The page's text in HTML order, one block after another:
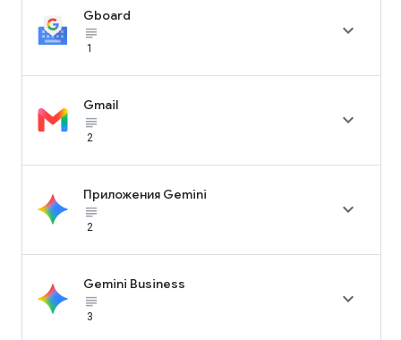
Gboard
subject_black
1

Gmail
subject_black
2

Приложения Gemini
subject_black
2

Gemini Business
subject_black
3
